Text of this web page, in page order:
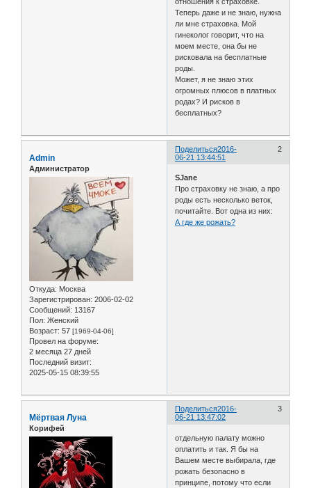
Теперь даже и не знаю, нужна
ли мне страховка. Мой
гинеколог говорит, что на
моем месте, она бы не
рисковала на бесплатные
роды.
Может, я не знаю этих
огромных плюсов в платных
родах? И рисков в
бесплатных?
Поделиться 2
2016-
06-21 13:44:51
Admin
Администратор
Откуда: Москва
Зарегистрирован: 2006-02-02
Сообщений: 13167
Пол: Женский
Возраст: 57 [1969-04-06]
Провел на форуме:
2 месяца 27 дней
Последний визит:
2025-05-15 08:39:55
SJane
Про страховку не знаю, а про
роды есть несколько веток,
почитайте. Вот одна из них:
А где же рожать?
Поделиться 3
2016-
06-21 13:47:02
Мёртвая Луна
Корифей
отдельную палату можно
оплатить и так. Я бы на
Вашем месте выбирала, где
рожать безопасно в
принципе, потому что если